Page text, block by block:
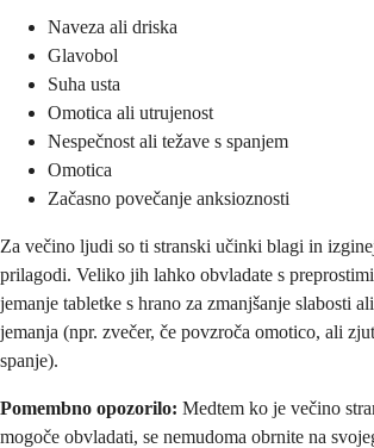
Naveza ali driska
Glavobol
Suha usta
Omotica ali utrujenost
Nespečnost ali težave s spanjem
Omotica
Začasno povečanje anksioznosti
Za večino ljudi so ti stranski učinki blagi in
prilagodi. Veliko jih lahko obvladate s
jemanje tabletke s hrano za zmanjšanje slabosti
jemanja (npr. zvečer, če povzroča omotico, ali
spanje).
Pomembno opozorilo: Medtem ko je večino
mogoče obvladati, se nemudoma obrnite na